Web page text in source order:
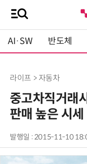
AI·SW 반도체
라이프 > 자동차
중고차직거래
판매 높은 시
발행일 : 2015-11-10